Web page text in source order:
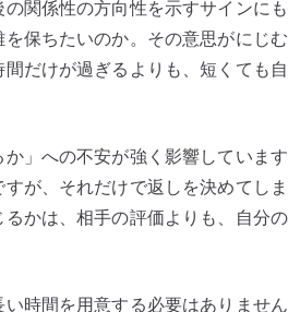
関係性の方向性を示すサインに
保ちたいのか。その意思がにじ
だけが過ぎるよりも、短くても
」への不安が強く影響していま
が、それだけで返しを決めてし
かは、相手の評価よりも、自分
時間を用意する必要はありません